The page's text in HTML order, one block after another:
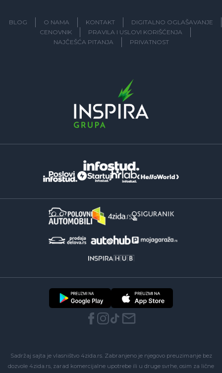
BLOG O NAMA KONTAKT
DIGITALNO OGLAŠAVANJE
CENOVNIK
PRAVILA I USLOVI KORIŠĆENJA
NAJČEŠĆA PITANJA
PRIVATNOST
Sadržaj sajta je vlasništvo 4zida.rs. Zabranjeno je njegovo preuzimanje bez
dozvole 4zida.rs, zarad komercijalne upotrebe ili u druge svrhe, osim za lične